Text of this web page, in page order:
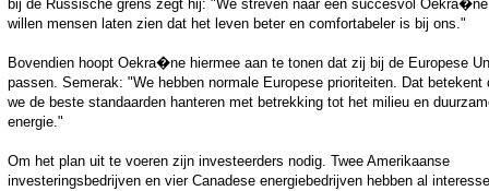
bij de Russische grens zegt hij: "We streven naar een succesvol
willen mensen laten zien dat het leven beter en comfortabeler is bij ons."
Bovendien hoopt Oekra�ne hiermee aan te tonen dat zij bij de Europese
passen. Semerak: "We hebben normale Europese prioriteiten. Dat betekent
we de beste standaarden hanteren met betrekking tot het milieu en
energie."
Om het plan uit te voeren zijn investeerders nodig. Twee Amerikaanse
investeringsbedrijven en vier Canadese energiebedrijven hebben al interesse